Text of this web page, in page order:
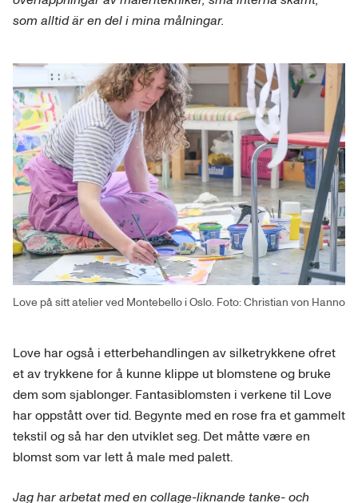
som alltid är en del i mina målningar.
Love på sitt atelier ved Montebello i Oslo. Foto: Christian von Hanno
Love har også i etterbehandlingen av silketrykkene ofret
et av trykkene for å kunne klippe ut blomstene og bruke
dem som sjablonger. Fantasiblomsten i verkene til Love
har oppstått over tid. Begynte med en rose fra et gammelt
tekstil og så har den utviklet seg. Det måtte være en
blomst som var lett å male med palett.
Jag har arbetat med en collage-liknande tanke- och